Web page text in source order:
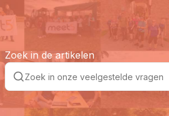
Zoek in de artikelen